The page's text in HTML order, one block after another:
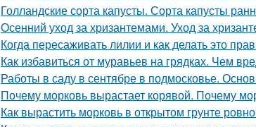
Голландские сорта капусты. Сорта капусты
Осенний уход за хризантемами. Уход за
Когда пересаживать лилии и как делать это
Как избавиться от муравьев на грядках. Чем
Работы в саду в сентябре в подмосковье.
Почему морковь вырастает корявой. Почему
Как вырастить морковь в открытом грунте